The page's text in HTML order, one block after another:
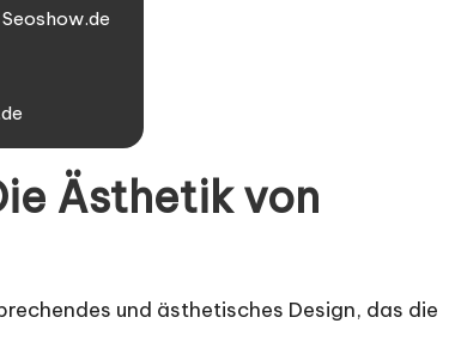
Ästhetik von
und ästhetisches Design, das die